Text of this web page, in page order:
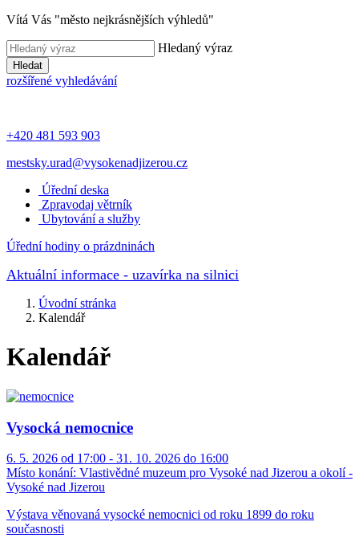
Vítá Vás "město nejkrásnějších výhledů"
Hledaný výraz
Hledat
rozšířené vyhledávání
+420 481 593 903
mestsky.urad@vysokenadjizerou.cz
Úřední deska
Zpravodaj větrník
Ubytování a služby
Úřední hodiny o prázdninách
Aktuální informace - uzavírka na silnici
Úvodní stránka
Kalendář
Kalendář
Vysocká nemocnice
6. 5. 2026 od 17:00 - 31. 10. 2026 do 16:00
Místo konání: Vlastivědné muzeum pro Vysoké nad Jizerou a okolí -
Vysoké nad Jizerou
Výstava věnovaná vysocké nemocnici od roku 1899 do roku
současnosti